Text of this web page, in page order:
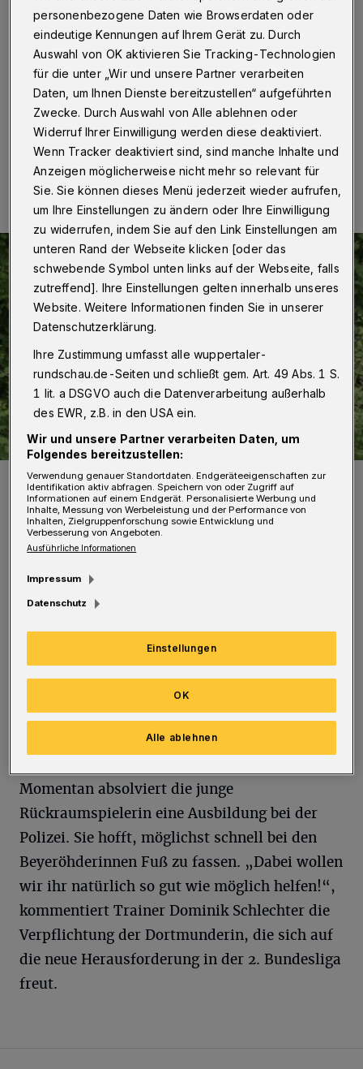
Wuppertal· Der Handball-Zweitligist TVB Wuppertal
hat eine weitere Spielerin aus der Region für die
kommende Saison verpflichtet. Leonie Schmitz
wechselt vom ASC 09 Dortmund in die Buschenburg.
29.05.2020 , 07:30 Uhr Eine Minute Lesezeit
Leonie Schmitz geht nun für den TVB auf Torejagd.
Foto: ASC 09 Dortmund
Die 20 Jahre alte Rechtshänderin gilt als
ihrem Club in der Oberliga Westfalen großen
sie als Jugendspielerin unter anderem bei der
SG Menden und beim HLZ Ahlen in der
Jugend-Bundesliga aktiv.
Momentan absolviert die junge
Rückraumspielerin eine Ausbildung bei der
Polizei. Sie hofft, möglichst schnell bei den
Beyeröhderinnen Fuß zu fassen. „Dabei wollen
wir ihr natürlich so gut wie möglich helfen!“,
kommentiert Trainer Dominik Schlechter die
Verpflichtung der Dortmunderin, die sich auf
die neue Herausforderung in der 2. Bundesliga
freut.
personenbezogene Daten wie Browserdaten oder
eindeutige Kennungen auf Ihrem Gerät zu. Durch
Auswahl von OK aktivieren Sie Tracking-Technologien
für die unter „Wir und unsere Partner verarbeiten
Daten, um Ihnen Dienste bereitzustellen“ aufgeführten
Zwecke. Durch Auswahl von Alle ablehnen oder
Widerruf Ihrer Einwilligung werden diese deaktiviert.
Wenn Tracker deaktiviert sind, sind manche Inhalte und
Anzeigen möglicherweise nicht mehr so relevant für
Sie. Sie können dieses Menü jederzeit wieder aufrufen,
um Ihre Einstellungen zu ändern oder Ihre Einwilligung
zu widerrufen, indem Sie auf den Link Einstellungen am
unteren Rand der Webseite klicken [oder das
schwebende Symbol unten links auf der Webseite, falls
zutreffend]. Ihre Einstellungen gelten innerhalb unseres
Website. Weitere Informationen finden Sie in unserer
Datenschutzerklärung.
Ihre Zustimmung umfasst alle wuppertaler-
rundschau.de-Seiten und schließt gem. Art. 49 Abs. 1 S.
1 lit. a DSGVO auch die Datenverarbeitung außerhalb
des EWR, z.B. in den USA ein.
Wir und unsere Partner verarbeiten Daten, um
Folgendes bereitzustellen:
Verwendung genauer Standortdaten. Endgeräteeigenschaften zur
Identifikation aktiv abfragen. Speichern von oder Zugriff auf
Informationen auf einem Endgerät. Personalisierte Werbung und
Inhalte, Messung von Werbeleistung und der Performance von
Inhalten, Zielgruppenforschung sowie Entwicklung und
Verbesserung von Angeboten.
Ausführliche Informationen
Impressum
Datenschutz
Einstellungen
Alle ablehnen
OK